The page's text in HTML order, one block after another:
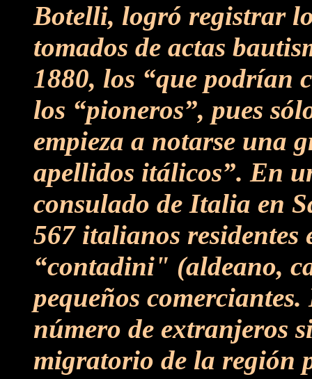
Botelli, logró registrar
tomados de actas
1880, los “que podrían
los “pioneros”, pues
empieza a notarse una
apellidos itálicos”. En
consulado de Italia en
567 italianos
“contadini" (aldeano,
pequeños
número de extranjeros
migratorio de la región